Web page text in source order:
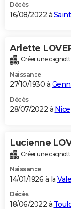
Décès
16/08/2022 à
Arlette
Créer une
Naissance
27/10/1930 à
Décès
28/07/2022 à Nice
Lucienne
Créer une
Naissance
14/01/1926 à la
Décès
18/06/2022 à